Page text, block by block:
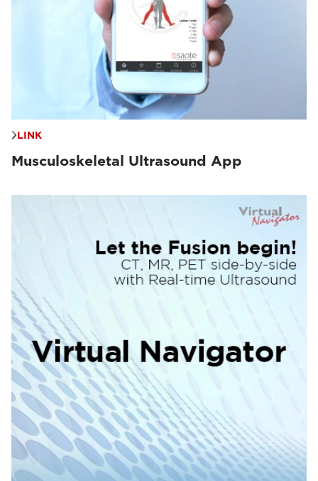
LINK
Musculoskeletal Ultrasound App